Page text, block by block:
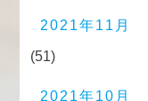
2021年11月
(51)
2021年10月